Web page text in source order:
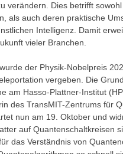
verändern. Dies betrifft
als auch deren praktische
Intelligenz. Damit
vieler Branchen.
der Physik-Nobelpreis
vergeben. Die
am Hasso-Plattner-Institut
des TransMIT-Zentrums für
nun am 19. Oktober und
auf Quantenschaltkreisen
das Verständnis von